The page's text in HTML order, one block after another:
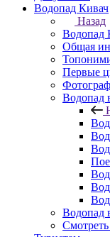
Водопад Кивач
Назад
Водопад
Общая
Первые
Водопад
Водопад